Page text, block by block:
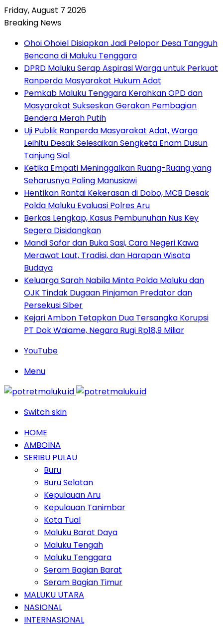
Friday, August 7 2026
Breaking News
Ohoi Ohoiel Disiapkan Jadi Pelopor Desa Tangguh
Bencana di Maluku Tenggara
DPRD Maluku Serap Aspirasi Warga untuk Perkuat
Ranperda Masyarakat Hukum Adat
Pemkab Maluku Tenggara Kerahkan OPD dan
Masyarakat Sukseskan Gerakan Pembagian
Bendera Merah Putih
Uji Publik Ranperda Masyarakat Adat, Warga
Leihitu Desak Selesaikan Sengketa Enam Dusun
Tanjung Sial
Ketika Empati Meninggalkan Ruang-Ruang yang
Seharusnya Paling Manusiawi
Hentikan Rantai Kekerasan di Dobo, MCB Desak
Polda Maluku Evaluasi Polres Aru
Berkas Lengkap, Kasus Pembunuhan Nus Key
Segera Disidangkan
Mandi Safar dan Buka Sasi, Cara Negeri Kawa
Merawat Laut, Tradisi, dan Harapan Wisata
Budaya
Keluarga Sarah Nabila Minta Polda Maluku dan
OJK Tindak Dugaan Pinjaman Predator dan
Persekusi Siber
Kejari Ambon Tetapkan Dua Tersangka Korupsi
PT Dok Waiame, Negara Rugi Rp18,9 Miliar
YouTube
Menu
Switch skin
HOME
AMBOINA
SERIBU PULAU
Buru
Buru Selatan
Kepulauan Aru
Kepulauan Tanimbar
Kota Tual
Maluku Barat Daya
Maluku Tengah
Maluku Tenggara
Seram Bagian Barat
Seram Bagian Timur
MALUKU UTARA
NASIONAL
INTERNASIONAL